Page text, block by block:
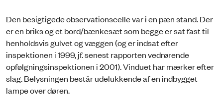
Den besigtigede observationscelle var i en pæn stand. Der
er en briks og et bord/bænkesæt som begge er sat fast til
henholdsvis gulvet og væggen (og er indsat efter
inspektionen i 1999, jf. senest rapporten vedrørende
opfølgningsinspektionen i 2001). Vinduet har mærker efter
slag. Belysningen består udelukkende af en indbygget
lampe over døren.